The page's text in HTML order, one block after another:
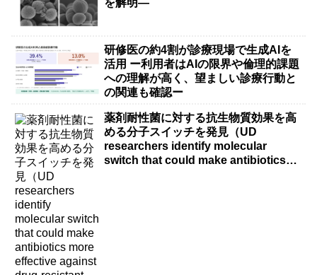
研修医の約4割が診療現場で生成AIを
活用 ー利用者はAIの限界や倫理的課題
への理解が高く、望ましい診療行動と
の関連も確認ー
薬剤耐性菌に対する抗生物質効果を高
める分子スイッチを発見（UD
researchers identify molecular
switch that could make antibiotics